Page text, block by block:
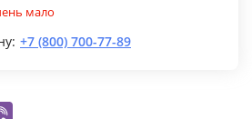
мало
+7 (800) 700-77-89